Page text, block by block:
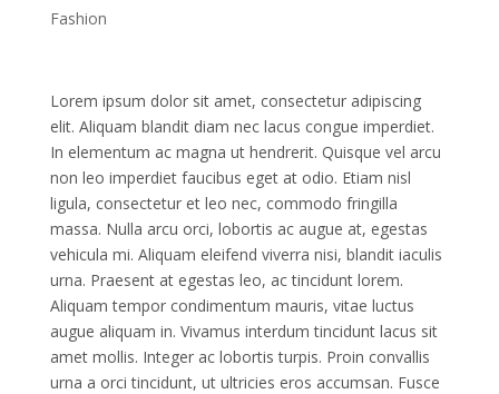
Fashion
Lorem ipsum dolor sit amet, consectetur adipiscing
elit. Aliquam blandit diam nec lacus congue imperdiet.
In elementum ac magna ut hendrerit. Quisque vel arcu
non leo imperdiet faucibus eget at odio. Etiam nisl
ligula, consectetur et leo nec, commodo fringilla
massa. Nulla arcu orci, lobortis ac augue at, egestas
vehicula mi. Aliquam eleifend viverra nisi, blandit iaculis
urna. Praesent at egestas leo, ac tincidunt lorem.
Aliquam tempor condimentum mauris, vitae luctus
augue aliquam in. Vivamus interdum tincidunt lacus sit
amet mollis. Integer ac lobortis turpis. Proin convallis
urna a orci tincidunt, ut ultricies eros accumsan. Fusce